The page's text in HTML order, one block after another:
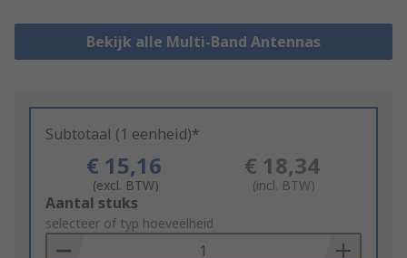
Bekijk alle Multi-Band Antennas
Subtotaal (1 eenheid)*
€ 15,16
(excl. BTW)
€ 18,34
(incl. BTW)
Add
to
Basket
Aantal stuks
selecteer of typ hoeveelheid